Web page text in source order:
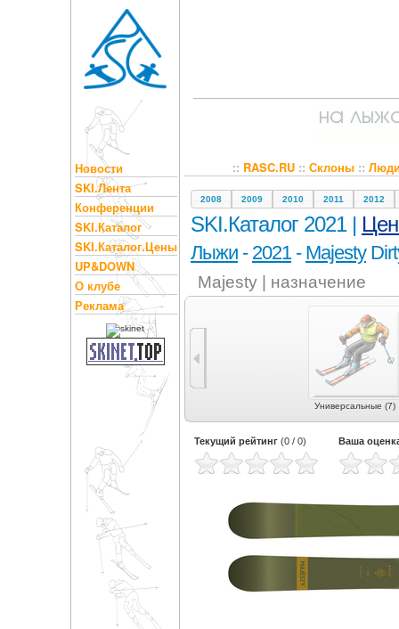
Новости
SKI.Лента
Конференции
SKI.Каталог
SKI.Каталог.Цены
UP&DOWN
О клубе
Реклама
:: RASC.RU:: Склоны::
2008 2009 2010 2011 2012
SKI.Каталог 2021 |
Лыжи - 2021- Majesty
Majesty | назначение
Универсальные (7)
Текущий рейтинг (0 / 0) Ваша